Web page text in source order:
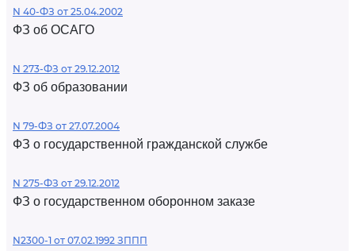
N 40-ФЗ от 25.04.2002
ФЗ об ОСАГО
N 273-ФЗ от 29.12.2012
ФЗ об образовании
N 79-ФЗ от 27.07.2004
ФЗ о государственной гражданской службе
N 275-ФЗ от 29.12.2012
ФЗ о государственном оборонном заказе
N2300-1 от 07.02.1992 ЗППП